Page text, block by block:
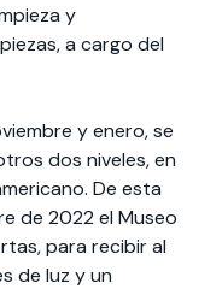
y
a cargo del
y enero, se
dos niveles, en
De esta
de 2022 el Museo
para recibir al
de luz y un